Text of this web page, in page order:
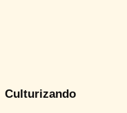
Culturizando